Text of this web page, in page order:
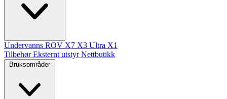
Undervanns ROV X7 X3 Ultra X1
TilbehørEksternt utstyrNettbutikk
Bruksområder